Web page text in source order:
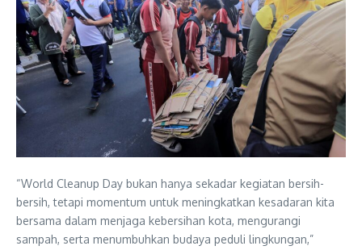
“World Cleanup Day bukan hanya sekadar kegiatan bersih-
bersih, tetapi momentum untuk meningkatkan kesadaran kita
bersama dalam menjaga kebersihan kota, mengurangi
sampah, serta menumbuhkan budaya peduli lingkungan,”